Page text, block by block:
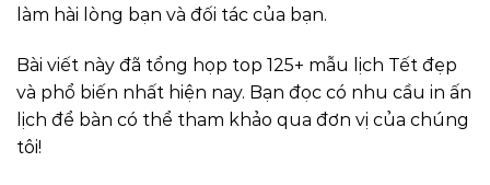
làm hài lòng bạn và đối tác của bạn.
Bài viết này đã tổng họp top 125+ mẫu lịch Tết đẹp
và phổ biến nhất hiện nay. Bạn đọc có nhu cầu in ấn
lịch để bàn có thể tham khảo qua đơn vị của chúng
tôi!